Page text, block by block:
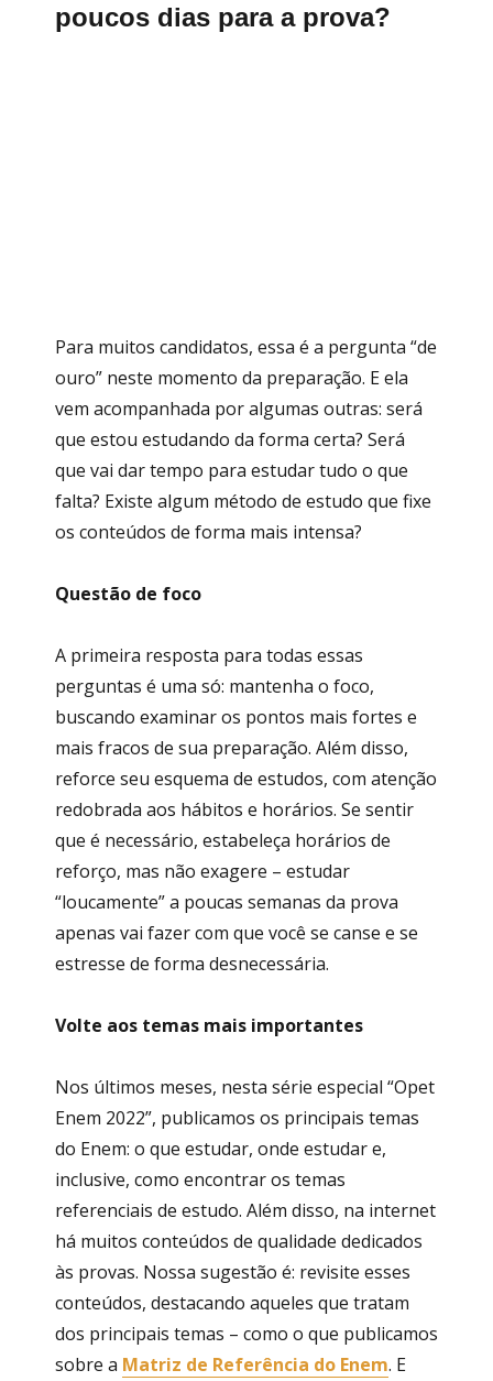
poucos dias para a prova?
Para muitos candidatos, essa é a pergunta “de
ouro” neste momento da preparação. E ela
vem acompanhada por algumas outras: será
que estou estudando da forma certa? Será
que vai dar tempo para estudar tudo o que
falta? Existe algum método de estudo que fixe
os conteúdos de forma mais intensa?
Questão de foco
A primeira resposta para todas essas
perguntas é uma só: mantenha o foco,
buscando examinar os pontos mais fortes e
mais fracos de sua preparação. Além disso,
reforce seu esquema de estudos, com atenção
redobrada aos hábitos e horários. Se sentir
que é necessário, estabeleça horários de
reforço, mas não exagere – estudar
“loucamente” a poucas semanas da prova
apenas vai fazer com que você se canse e se
estresse de forma desnecessária.
Volte aos temas mais importantes
Nos últimos meses, nesta série especial “Opet
Enem 2022”, publicamos os principais temas
do Enem: o que estudar, onde estudar e,
inclusive, como encontrar os temas
referenciais de estudo. Além disso, na internet
há muitos conteúdos de qualidade dedicados
às provas. Nossa sugestão é: revisite esses
conteúdos, destacando aqueles que tratam
dos principais temas – como o que publicamos
sobre a Matriz de Referência do Enem. E